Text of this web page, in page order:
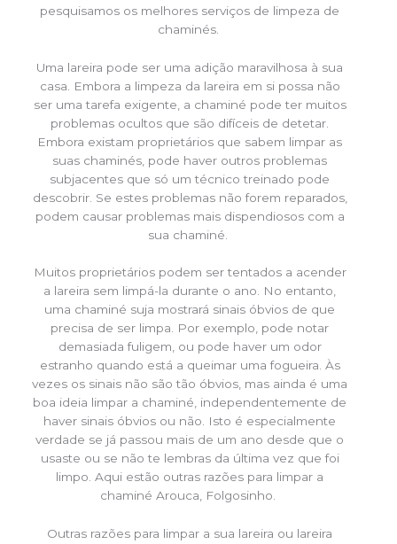
pesquisamos os melhores serviços de limpeza de
chaminés.
Uma lareira pode ser uma adição maravilhosa à sua
casa. Embora a limpeza da lareira em si possa não
ser uma tarefa exigente, a chaminé pode ter muitos
problemas ocultos que são difíceis de detetar.
Embora existam proprietários que sabem limpar as
suas chaminés, pode haver outros problemas
subjacentes que só um técnico treinado pode
descobrir. Se estes problemas não forem reparados,
podem causar problemas mais dispendiosos com a
sua chaminé.
Muitos proprietários podem ser tentados a acender
a lareira sem limpá-la durante o ano. No entanto,
uma chaminé suja mostrará sinais óbvios de que
precisa de ser limpa. Por exemplo, pode notar
demasiada fuligem, ou pode haver um odor
estranho quando está a queimar uma fogueira. Às
vezes os sinais não são tão óbvios, mas ainda é uma
boa ideia limpar a chaminé, independentemente de
haver sinais óbvios ou não. Isto é especialmente
verdade se já passou mais de um ano desde que o
usaste ou se não te lembras da última vez que foi
limpo. Aqui estão outras razões para limpar a
chaminé Arouca, Folgosinho.
Outras razões para limpar a sua lareira ou lareira